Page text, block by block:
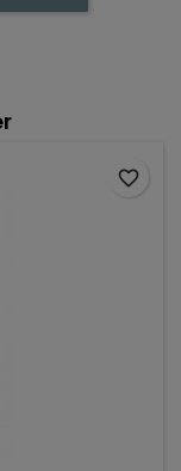
favorite_border